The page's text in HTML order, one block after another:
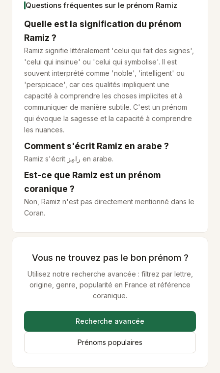
Questions fréquentes sur le prénom Ramiz
Quelle est la signification du prénom
Ramiz ?
Ramiz signifie littéralement 'celui qui fait des signes',
'celui qui insinue' ou 'celui qui symbolise'. Il est
souvent interprété comme 'noble', 'intelligent' ou
'perspicace', car ces qualités impliquent une
capacité à comprendre les choses implicites et à
communiquer de manière subtile. C'est un prénom
qui évoque la sagesse et la capacité à comprendre
les nuances.
Comment s'écrit Ramiz en arabe ?
Ramiz s'écrit رامِز en arabe.
Est-ce que Ramiz est un prénom
coranique ?
Non, Ramiz n'est pas directement mentionné dans le
Coran.
Vous ne trouvez pas le bon prénom ?
Utilisez notre recherche avancée : filtrez par lettre,
origine, genre, popularité en France et référence
coranique.
Recherche avancée
Prénoms populaires